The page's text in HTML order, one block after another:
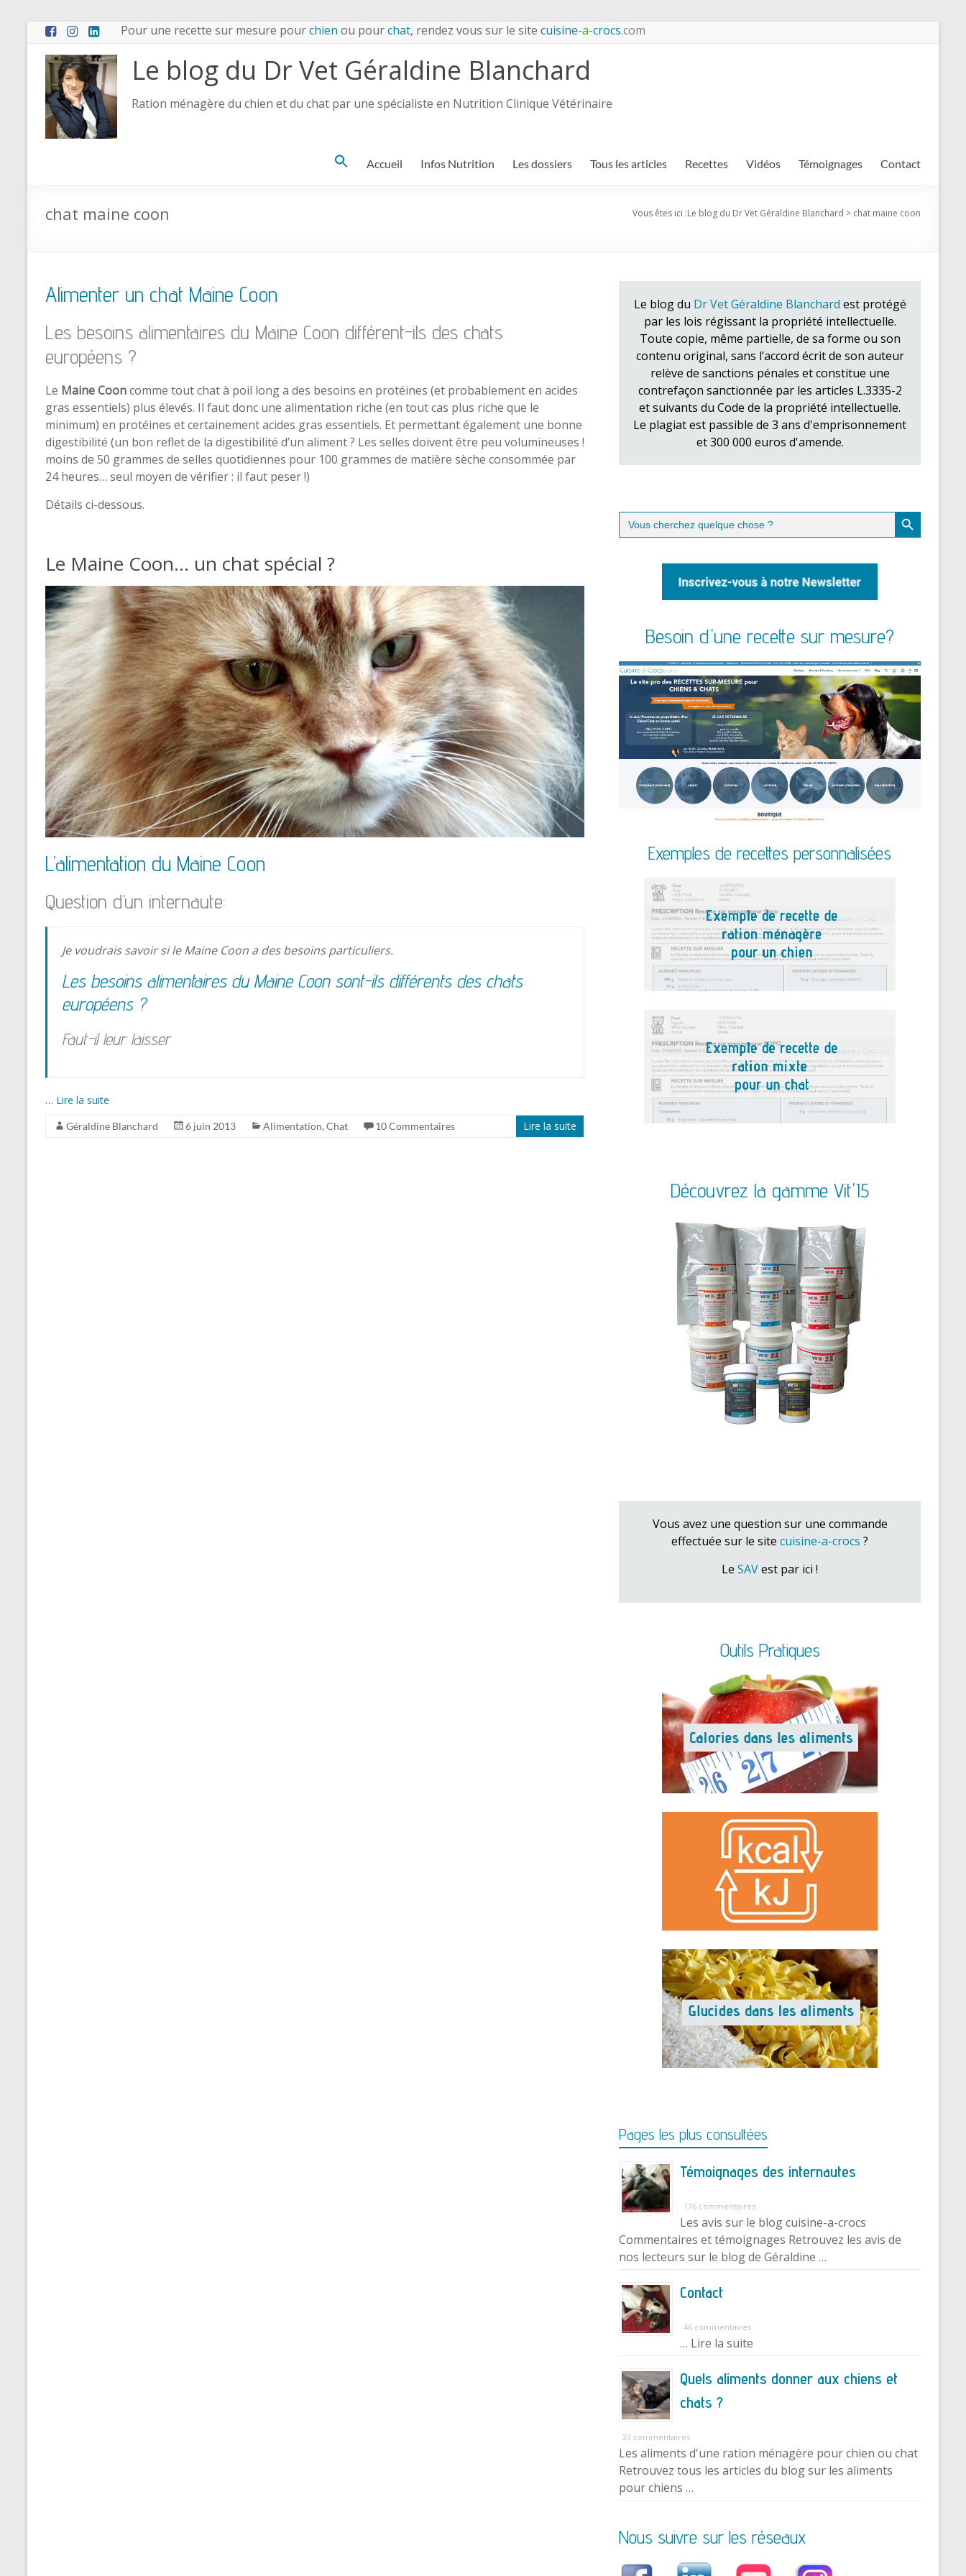
Pour une recette sur mesure pourchien ou pourchat, rendez vous sur le site cuisine-a-crocs.com
Le blog du Dr Vet Géraldine Blanchard
Ration ménagère du chien et du chat par une spécialiste en Nutrition Clinique Vétérinaire
Search Accueil Infos Nutrition Les dossiers Tous les articles Recettes Vidéos Témoignages Contact
chat maine coon Vous êtes ici :Le blog du Dr Vet Géraldine Blanchard > chat maine coon
Alimenter un chat Maine Coon
Les besoins alimentaires du Maine Coon différent-ils des chats
européens ?
Le Maine Cooncomme tout chat à poil long a des besoins en protéines (et probablement en acides
gras essentiels) plus élevés. Il faut donc une alimentation riche (en tout cas plus riche que le
minimum) en protéines et certainement acides gras essentiels. Et permettant également une bonne
digestibilité (un bon reflet de la digestibilité d’un aliment ? Les selles doivent être peu volumineuses !
moins de 50 grammes de selles quotidiennes pour 100 grammes de matière sèche consommée par
24 heures… seul moyen de vérifier : il faut peser !)
Détails ci-dessous.
Le Maine Coon… un chat spécial ?
L’alimentation du Maine Coon
Question d’un internaute:
Je voudrais savoir si le Maine Coon a des besoins particuliers.
Les besoins alimentaires du Maine Coon sont-ils différents des chats
européens ?
Faut-il leur laisser
… Lire la suite
Géraldine Blanchard 6 juin 2013 Alimentation, Chat 10 Commentaires Lire la suite
Le blog du Dr Vet Géraldine Blanchard est protégé
par les lois régissant la propriété intellectuelle.
Toute copie, même partielle, de sa forme ou son
contenu original, sans l’accord écrit de son auteur
relève de sanctions pénales et constitue une
contrefaçon sanctionnée par les articles L.3335-2
et suivants du Code de la propriété intellectuelle.
Le plagiat est passible de 3 ans d'emprisonnement
et 300 000 euros d'amende.
Search
for:
Search Button
Besoin d'une recette sur mesure?
Exemples de recettes personnalisées
Découvrez la gamme Vit'I5
Vous avez une question sur une commande
effectuée sur le site cuisine-a-crocs ?
Le SAVest par ici !
Outils Pratiques
Pages les plus consultées
Témoignages des internautes
176 commentaires
Les avis sur le blog cuisine-a-crocs
Commentaires et témoignages Retrouvez les avis de
nos lecteurs sur le blog de Géraldine …
Contact
46 commentaires
… Lire la suite
Quels aliments donner aux chiens et
chats ?
33 commentaires
Les aliments d'une ration ménagère pour chien ou chat
Retrouvez tous les articles du blog sur les aliments
pour chiens …
Nous suivre sur les réseaux